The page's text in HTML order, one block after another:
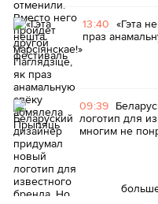
13:40 «Гэта
праз
09:39
логотип для
многим не